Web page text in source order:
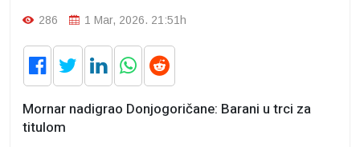
286 1 Mar, 2026. 21:51h
Mornar nadigrao Donjogoričane: Barani u trci za
titulom